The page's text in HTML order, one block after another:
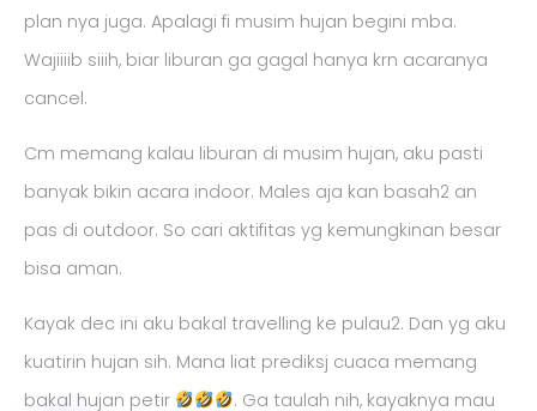
plan nya juga. Apalagi fi musim hujan begini mba.
Wajiiiib siiih, biar liburan ga gagal hanya krn acaranya
cancel.
Cm memang kalau liburan di musim hujan, aku pasti
banyak bikin acara indoor. Males aja kan basah2 an
pas di outdoor. So cari aktifitas yg kemungkinan besar
bisa aman.
Kayak dec ini aku bakal travelling ke pulau2. Dan yg aku
kuatirin hujan sih. Mana liat prediksj cuaca memang
bakal hujan petir
. Ga taulah nih, kayaknya mau